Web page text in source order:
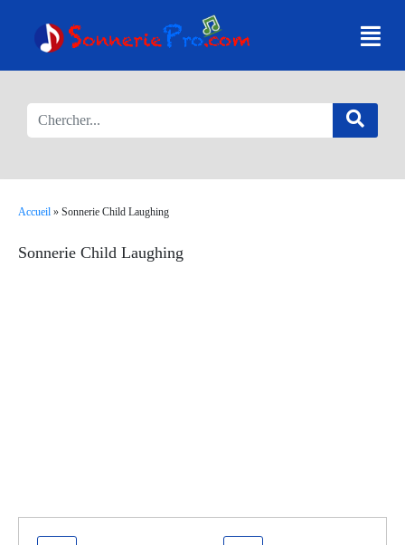
Accueil » Sonnerie Child Laughing
Sonnerie Child Laughing